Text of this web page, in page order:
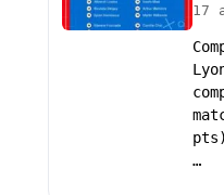
17
…